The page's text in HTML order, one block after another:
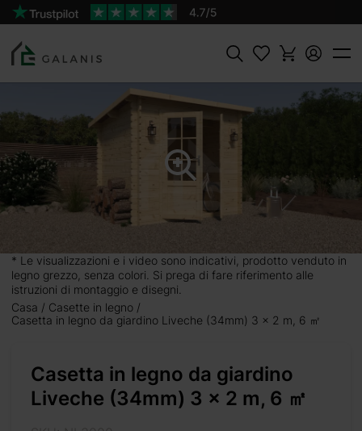
Cercare
* Le visualizzazioni e i video sono indicativi, prodotto venduto in
legno grezzo, senza colori. Si prega di fare riferimento alle
istruzioni di montaggio e disegni.
Casa
Casette in legno
Casetta in legno da giardino Liveche (34mm) 3 x 2 m, 6 ㎡
Casetta in legno da giardino
Liveche (34mm) 3 x 2 m, 6 ㎡
Prodotto:
Liveche Pareti da 34 mm
1608 €
3
e
ai